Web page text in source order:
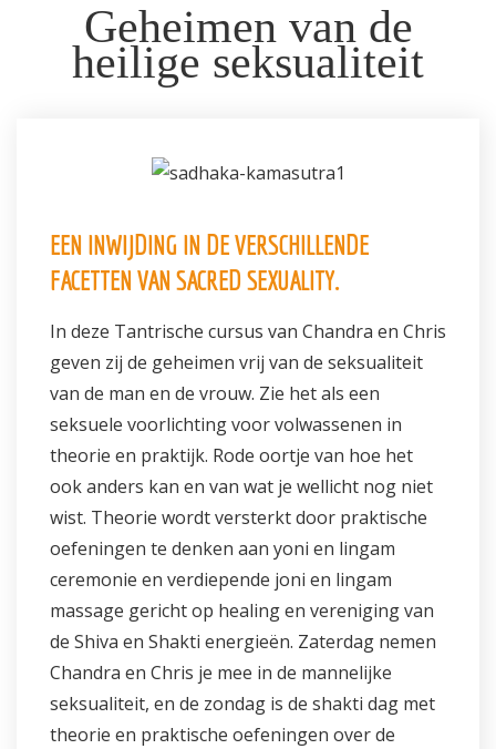
Geheimen van de
heilige seksualiteit
EEN INWIJDING IN DE VERSCHILLENDE
FACETTEN VAN SACRED SEXUALITY.
In deze Tantrische cursus van Chandra en Chris
geven zij de geheimen vrij van de seksualiteit
van de man en de vrouw. Zie het als een
seksuele voorlichting voor volwassenen in
theorie en praktijk. Rode oortje van hoe het
ook anders kan en van wat je wellicht nog niet
wist. Theorie wordt versterkt door praktische
oefeningen te denken aan yoni en lingam
ceremonie en verdiepende joni en lingam
massage gericht op healing en vereniging van
de Shiva en Shakti energieën. Zaterdag nemen
Chandra en Chris je mee in de mannelijke
seksualiteit, en de zondag is de shakti dag met
theorie en praktische oefeningen over de